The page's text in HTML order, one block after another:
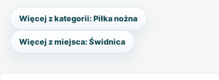
Więcej z kategorii: Piłka nożna
Więcej z miejsca: Świdnica